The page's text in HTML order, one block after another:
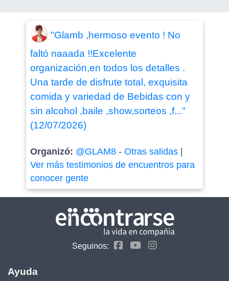
"Glamb ,hermoso evento ! No
faltó naaada !!Excelente
organización,en todos los detalles .
Una tarde de disfrute total, exquisita
comida y variedad de Bebidas con y
sin alcohol ,baile ,show,sorteos ,f..."
(12/07/2026)
Organizó: @GLAM8- Otras salidas|
Ver más testimonios de encuentros para
conocer gente
Seguinos:
Ayuda